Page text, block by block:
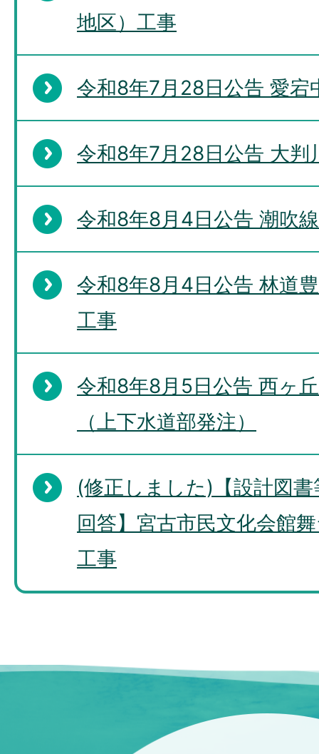
地区）工事
令和8年7月28日公告 愛宕
令和8年7月28日公告 大判
令和8年8月4日公告 潮吹
令和8年8月4日公告 林道
工事
令和8年8月5日公告 西ヶ
（上下水道部発注）
(修正しました)【設計図
回答】宮古市民文化会館
工事